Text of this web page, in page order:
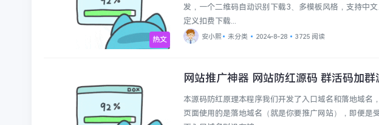
热文
发，一个二维码自动识别下载3、多模板风格，支持中
定义扣费下载...
安小熙 未分类 2024-8-28 3725 阅读
未分类
网站推广神器 网站防红源码 群活码加群
本源码防红原理本程序我们开发了入口域名和落地域名
页面使用的是落地域名（就是你要推广网站），即便是